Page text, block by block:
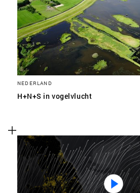
NEDERLAND
H+N+S in vogelvlucht
SLA VOORKEUREN OP